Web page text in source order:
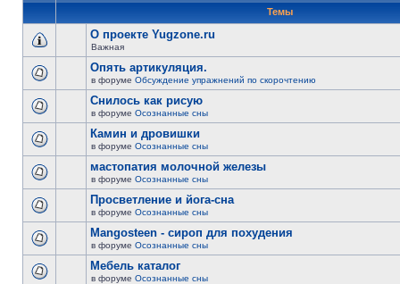
Темы
О проекте Yugzone.ru
Важная
Опять артикуляция.
в форуме Обсуждение упражнений по скорочтению
Снилось как рисую
в форуме Осознанные сны
Камин и дровишки
в форуме Осознанные сны
мастопатия молочной железы
в форуме Осознанные сны
Просветление и йога-сна
в форуме Осознанные сны
Mangosteen - сироп для похудения
в форуме Осознанные сны
Мебель каталог
в форуме Осознанные сны